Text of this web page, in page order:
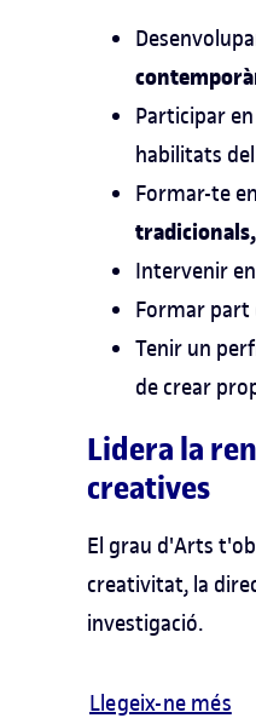
Participar
habilitats
Formar-te
tradicionals,
Intervenir
Formar part
Tenir un
de crear
Lidera la
creatives
El grau d'Arts
creativitat, la
investigació.
Llegeix-ne més